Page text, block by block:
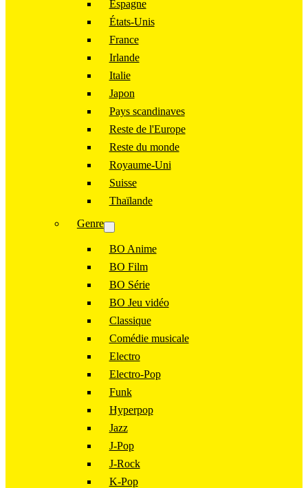
Espagne
États-Unis
France
Irlande
Italie
Japon
Pays scandinaves
Reste de l'Europe
Reste du monde
Royaume-Uni
Suisse
Thaïlande
Genre
BO Anime
BO Film
BO Série
BO Jeu vidéo
Classique
Comédie musicale
Electro
Electro-Pop
Funk
Hyperpop
Jazz
J-Pop
J-Rock
K-Pop